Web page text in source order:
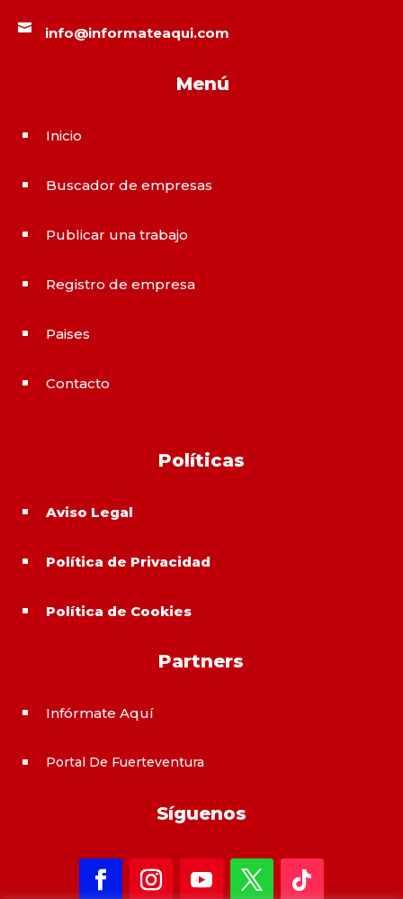
 info@informateaqui.com
Menú
^ Inicio
^ Buscador de empresas
^ Publicar una trabajo
^ Registro de empresa
^ Paises
^ Contacto
Políticas
^ Aviso Legal
^ Política de Privacidad
^ Política de Cookies
Partners
^ Infórmate Aquí
^ Portal De Fuerteventura
Síguenos